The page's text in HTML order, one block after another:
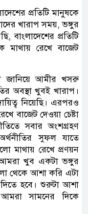
প্রতিটি মানুষকে
খারাপ সময়, ভঙ্গুর
বাংলাদেশের প্রতিটি
মাথায় রেখে বাজেট
জানিয়ে আমীর খসরু
অবস্থা খুবই খারাপ।
নিয়েছি। এরপরও
বাজেট দেওয়া চেষ্টা
সবার অংশগ্রহণ
সুফল যাতে
মাথায় রেখে প্রণয়ন
আমরা খুব একটা ভঙ্গুর
থেকে আশা করি এটা
হবে। শুরুটা আশা
সামনের দিকে